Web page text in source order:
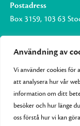
Användning av
Vi använder cookies för
att analysera hur vår
information om ditt
besöker och hur länge
oss förstå hur vi kan
Postadress
Box 3159, 103 63